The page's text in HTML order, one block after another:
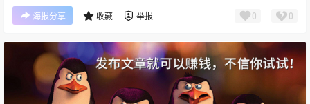
海报分享 收藏 举报 0 0